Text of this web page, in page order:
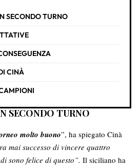
SECONDO TURNO
CINÀ
SECONDO TURNO
molto buono”, ha spiegato Cinà
mai successo di vincere quattro
sono felice di questo”. Il siciliano ha